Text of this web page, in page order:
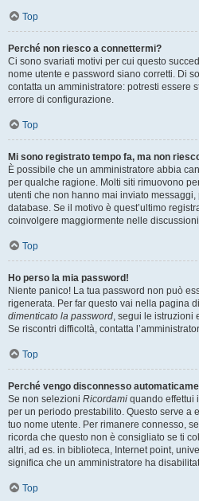
Top
Perché non riesco a connettermi?
Ci sono svariati motivi per cui questo
nome utente e password siano corretti. Di
contatta un amministratore: potresti essere
errore di configurazione.
Top
Mi sono registrato tempo fa, ma non
È possibile che un amministratore abbia
per qualche ragione. Molti siti rimuovono
utenti che non hanno mai inviato messaggi,
database. Se il motivo è quest’ultimo
coinvolgere maggiormente nelle
Top
Ho perso la mia password!
Niente panico! La tua password non può
rigenerata. Per far questo vai nella pagina
dimenticato la password, segui le istruzioni
Se riscontri difficoltà, contatta
Top
Perché vengo disconnesso
Se non selezioni Ricordami quando effettui
per un periodo prestabilito. Questo serve a
tuo nome utente. Per rimanere connesso,
ricorda che questo non è consigliato se ti
altri, ad es. in biblioteca, Internet point,
significa che un amministratore ha
Top